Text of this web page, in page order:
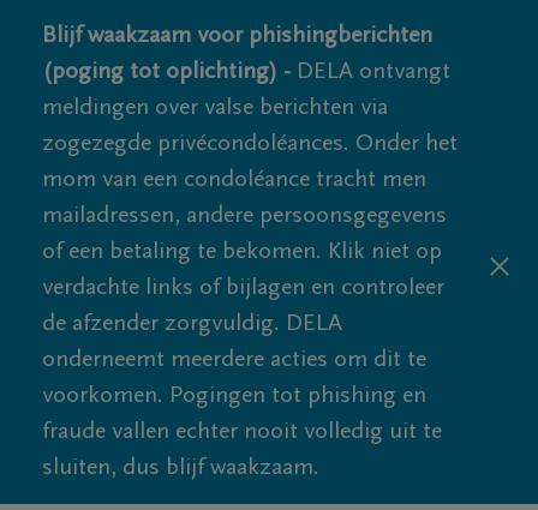
Blijf waakzaam voor phishingberichten
(poging tot oplichting) - DELA ontvangt
meldingen over valse berichten via
zogezegde privécondoléances. Onder het
mom van een condoléance tracht men
mailadressen, andere persoonsgegevens
of een betaling te bekomen. Klik niet op
verdachte links of bijlagen en controleer
de afzender zorgvuldig. DELA
onderneemt meerdere acties om dit te
voorkomen. Pogingen tot phishing en
fraude vallen echter nooit volledig uit te
sluiten, dus blijf waakzaam.